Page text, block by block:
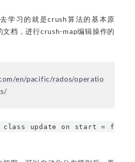
学习的就是crush算法的基本原
文档，进行crush-map编辑操作的
en/pacific/rados/operatio
class update on start = f